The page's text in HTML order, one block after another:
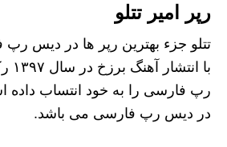
رپر امیر تتلو
تتلو جزء بهترین رپر ها در دیس
با
رپ فارسی را به خود انتساب داده
در دیس رپ فارسی می باشد.